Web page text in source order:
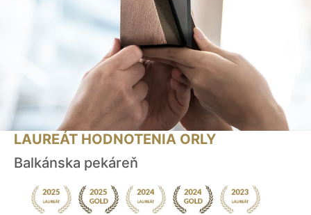
LAUREÁT HODNOTENIA ORLY
Balkánska pekáreň